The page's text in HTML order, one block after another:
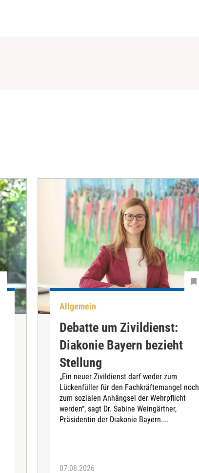
Allgemein
Debatte um Zivildienst:
Diakonie Bayern bezieht
Stellung
„Ein neuer Zivildienst darf weder zum
Lückenfüller für den Fachkräftemangel noch
zum sozialen Anhängsel der Wehrpflicht
werden“, sagt Dr. Sabine Weingärtner,
Präsidentin der Diakonie Bayern....
07.08.2026